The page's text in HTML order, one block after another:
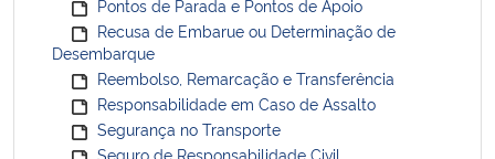
Pontos de Parada e Pontos de Apoio
Recusa de Embarue ou Determinação de
Desembarque
Reembolso, Remarcação e Transferência
Responsabilidade em Caso de Assalto
Segurança no Transporte
Seguro de Responsabilidade Civil